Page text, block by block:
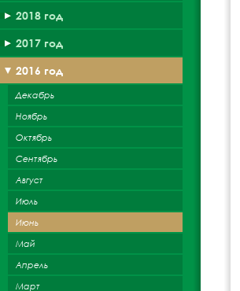
2018 год
2017 год
2016 год
Декабрь
Ноябрь
Октябрь
Сентябрь
Август
Июль
Июнь
Май
Апрель
Март